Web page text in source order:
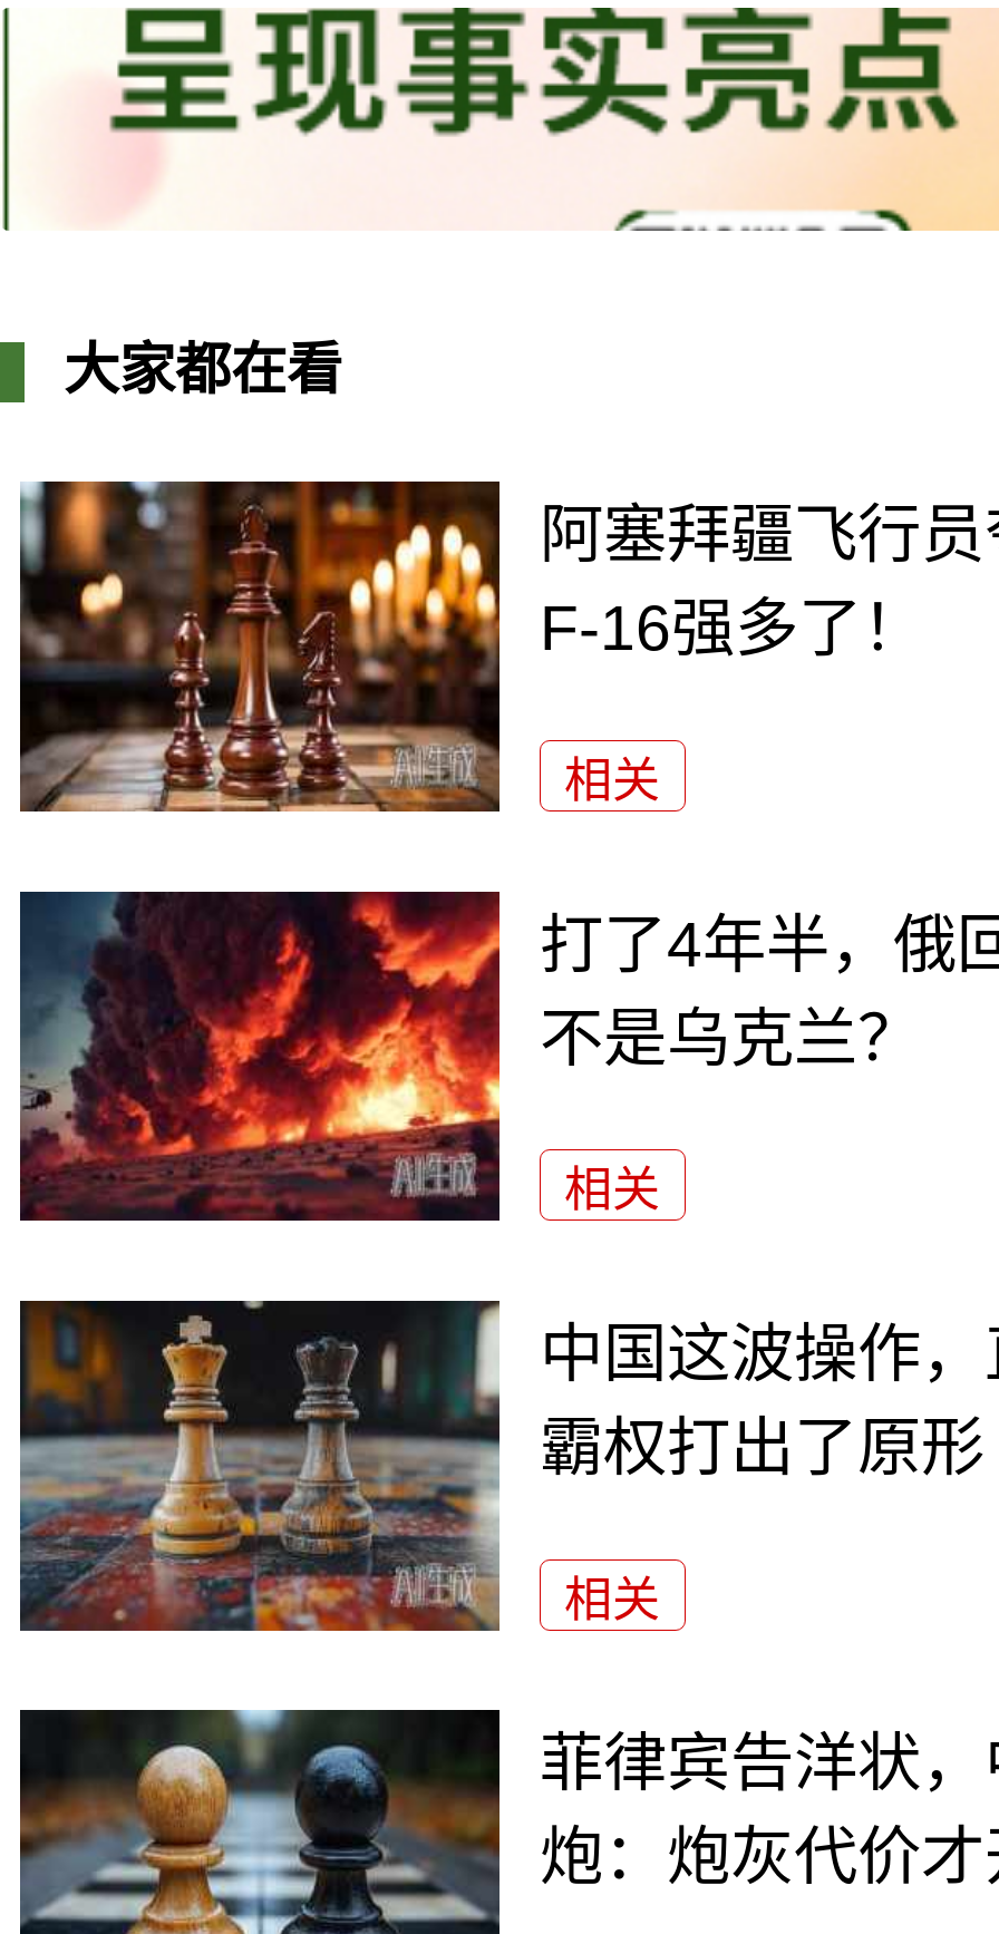
大家都在看
阿塞拜疆飞行
F-16强多了！
相关
打了4年半，俄
不是乌克兰？
相关
中国这波操作
霸权打出了原形
相关
菲律宾告洋状
炮：炮灰代价